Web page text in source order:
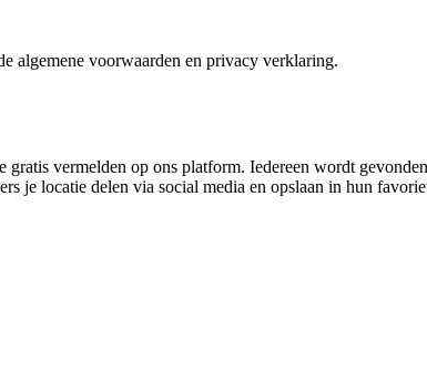
algemene voorwaarden en privacy verklaring.
gratis vermelden op ons platform. Iedereen wordt
je locatie delen via social media en opslaan in hun